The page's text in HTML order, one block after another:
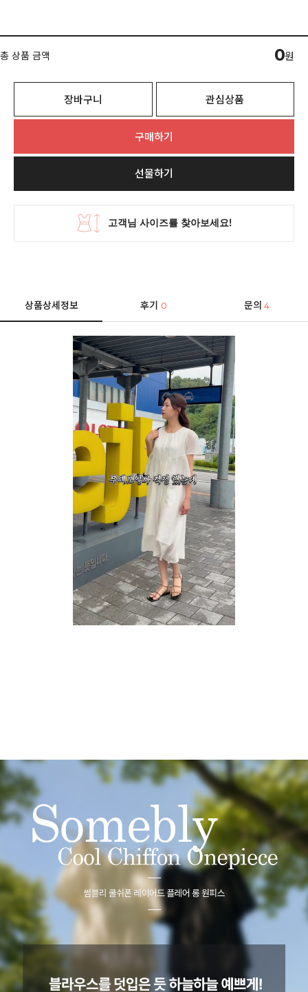
총 상품 금액 0원
장바구니 관심상품
구매하기
선물하기
상품상세정보 후기0 문의 4